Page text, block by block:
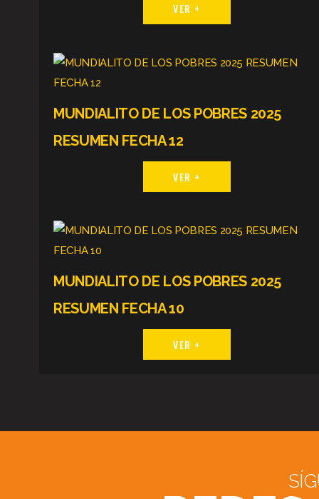
VER +
MUNDIALITO DE LOS POBRES 2025
RESUMEN FECHA 12
VER +
MUNDIALITO DE LOS POBRES 2025
RESUMEN FECHA 10
VER +